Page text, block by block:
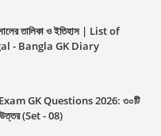
সালের তালিকা ও ইতিহাস | List of
- Bangla GK Diary
GK Questions 2026: ৩০টি
উত্তর (Set - 08)